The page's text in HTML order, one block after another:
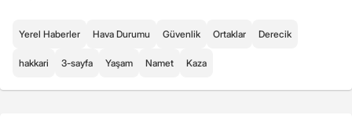
Yerel Haberler Hava Durumu Güvenlik Ortaklar Derecik
hakkari 3-sayfa Yaşam Namet Kaza